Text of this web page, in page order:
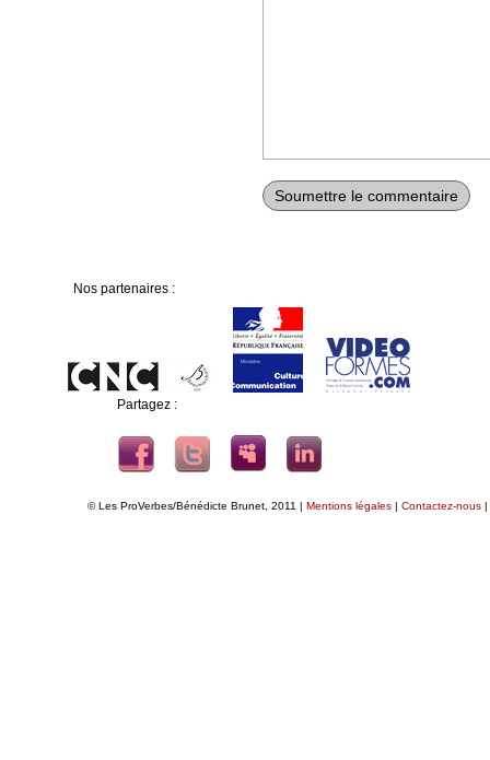
Nos partenaires :
Partagez :
© Les ProVerbes/Bénédicte Brunet, 2011 | Mentions légales | Contactez-nous |